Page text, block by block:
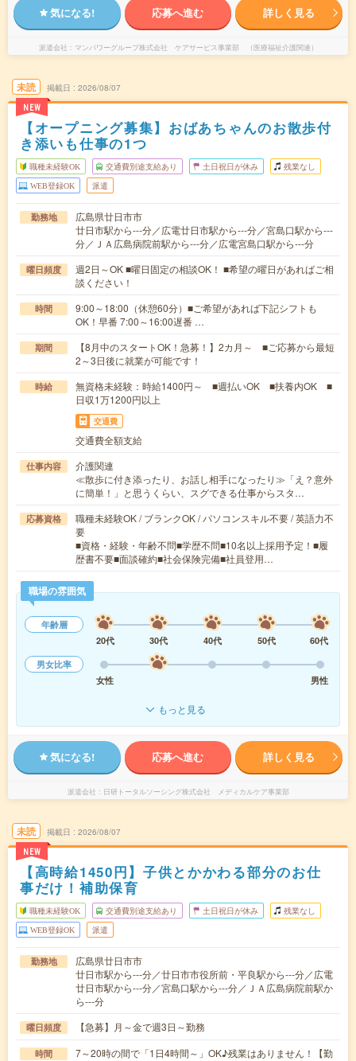
気になる! 応募へ進む 詳しく見る
派遣会社 マンパワーグループ株式会社 ケアサービス事業部 （医療福祉介護関連）
未読
NEW
掲載日 2026/08/07
【オープニング募集】おばあちゃんのお散歩付
き添いも仕事の1つ
職種未経験OK 交通費別途支給あり 土日祝日が休み 残業なし
WEB登録OK 派遣
勤務地
広島県廿日市市
廿日市駅から---分／広電廿日市駅から---分／宮島口駅から---
分／ＪＡ広島病院前駅から---分／広電宮島口駅から---分
曜日頻度
週2日～OK ■曜日固定の相談OK！ ■希望の曜日があればご相
談ください！
時間
9:00～18:00（休憩60分）■ご希望があれば下記シフトも
OK！早番 7:00～16:00遅番 …
期間
【8月中のスタートOK！急募！】2カ月～ ■ご応募から最短
2～3日後に就業が可能です！
時給
無資格未経験：時給1400円～ ■週払いOK ■扶養内OK ■
日収1万1200円以上
交通費
交通費全額支給
仕事内容
介護関連
≪散歩に付き添ったり、お話し相手になったり≫「え？意外
に簡単！」と思うくらい、スグできる仕事からスタ…
応募資格
職種未経験OK / ブランクOK / パソコンスキル不要 / 英語力不
要
■資格・経験・年齢不問■学歴不問■10名以上採用予定！■履
歴書不要■面談確約■社会保険完備■社員登用…
職場の雰囲気
年齢層
20代
30代 40代 50代
60代
男女比率
女性
男性
もっと見る
気になる! 応募へ進む 詳しく見る
派遣会社 日研トータルソーシング株式会社 メディカルケア事業部
未読
NEW
掲載日 2026/08/07
【高時給1450円】子供とかかわる部分のお仕
事だけ！補助保育
職種未経験OK 交通費別途支給あり 土日祝日が休み 残業なし
WEB登録OK 派遣
勤務地
広島県廿日市市
廿日市駅から---分／廿日市市役所前・平良駅から---分／広電
廿日市駅から---分／宮島口駅から---分／ＪＡ広島病院前駅か
ら---分
曜日頻度 【急募】月～金で週3日～勤務
時間
7～20時の間で「1日4時間～」OK♪残業はありません！【勤